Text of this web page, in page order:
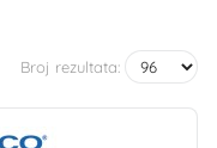
Broj rezultata: